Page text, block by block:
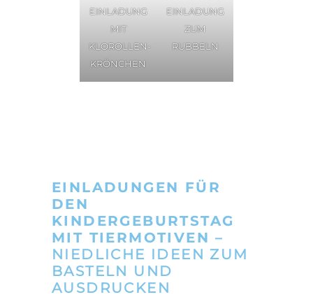
EINLADUNG
MIT
KLOROLLEN-
KRÖNCHEN
EINLADUNG
ZUM
RUBBELN
EINLADUNGEN FÜR
DEN
KINDERGEBURTSTAG
MIT TIERMOTIVEN –
NIEDLICHE IDEEN ZUM
BASTELN UND
AUSDRUCKEN